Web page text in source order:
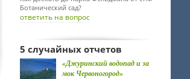
Ботанический сад?
ответить на вопрос
5 случайных отчетов
«Джуринский водопад и за
мок Червоногород»